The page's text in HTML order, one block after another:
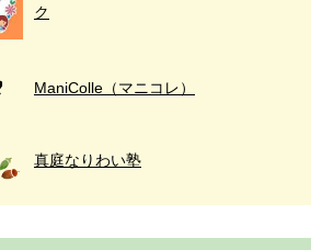
ク
ManiColle（マニコレ）
真庭なりわい塾